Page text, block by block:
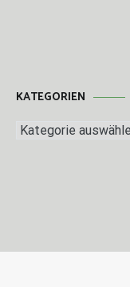
KATEGORIEN
Kategorien